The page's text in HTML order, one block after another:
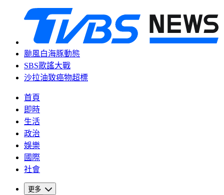
颱風白海豚動態
SBS歌謠大戰
沙拉油致癌物超標
首頁
即時
生活
政治
娛樂
國際
社會
更多